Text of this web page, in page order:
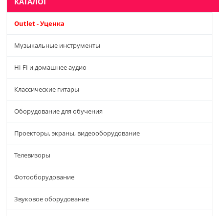
Outlet - Уценка
Музыкальные инструменты
Hi-FI и домашнее аудио
Классические гитары
Оборудование для обучения
Проекторы, экраны, видеооборудование
Телевизоры
Фотооборудование
Звуковое оборудование